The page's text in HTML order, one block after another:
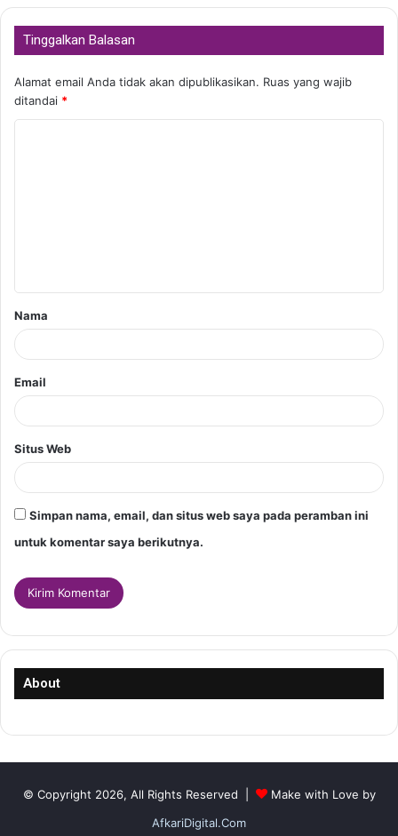
Tinggalkan Balasan
Alamat email Anda tidak akan dipublikasikan. Ruas yang wajib
ditandai *
a
r
Nama
Email
Situs Web
Simpan nama, email, dan situs web saya pada peramban ini
untuk komentar saya berikutnya.
About
© Copyright 2026, All Rights Reserved |
Make with Love by
AfkariDigital.Com